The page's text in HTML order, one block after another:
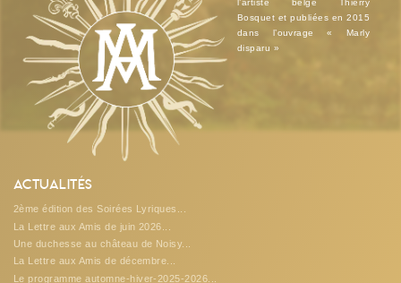
l’artiste belge Thierry
Bosquet et publiées en 2015
dans l’ouvrage « Marly
disparu »
Actualités
2ème édition des Soirées Lyriques...
La Lettre aux Amis de juin 2026...
Une duchesse au château de Noisy...
La Lettre aux Amis de décembre...
Le programme automne-hiver-2025-2026...